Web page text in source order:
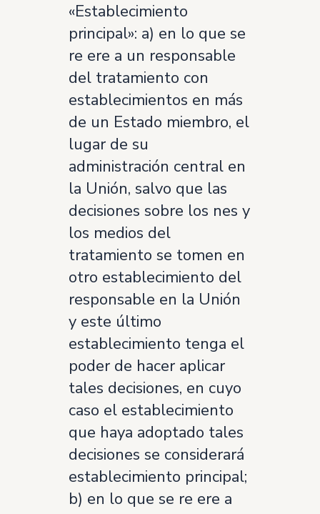
«Establecimiento
principal»: a) en lo que se
re ere a un responsable
del tratamiento con
establecimientos en más
de un Estado miembro, el
lugar de su
administración central en
la Unión, salvo que las
decisiones sobre los nes y
los medios del
tratamiento se tomen en
otro establecimiento del
responsable en la Unión
y este último
establecimiento tenga el
poder de hacer aplicar
tales decisiones, en cuyo
caso el establecimiento
que haya adoptado tales
decisiones se considerará
establecimiento principal;
b) en lo que se re ere a